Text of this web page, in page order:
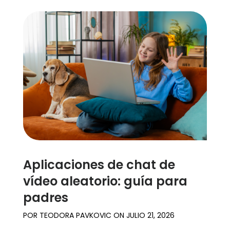
Aplicaciones de chat de
vídeo aleatorio: guía para
padres
POR TEODORA PAVKOVIC ON JULIO 21, 2026